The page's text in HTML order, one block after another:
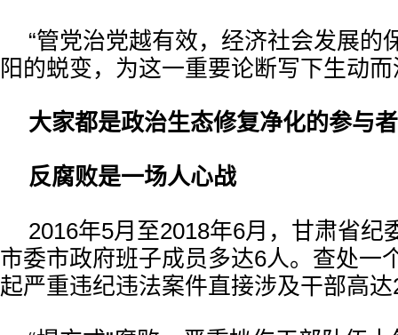
“管党治党越有效，经济社会发展的
阳的蜕变，为这一重要论断写下生动
大家都是政治生态修复净化的参与
反腐败是一场人心战
2016年5月至2018年6月，甘肃省纪
市委市政府班子成员多达6人。查处一
起严重违纪违法案件直接涉及干部高